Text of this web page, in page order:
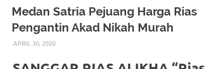
More
hints
rolex
Medan Satria Pejuang Harga Rias
Pengantin Akad Nikah Murah
APRIL 30, 2020RIASALIKHA
BEKASI
RIAS PENGANTIN HIJAB,
RIAS